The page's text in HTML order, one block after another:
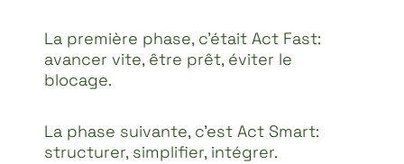
La première phase, c’était Act Fast:
avancer vite, être prêt, éviter le
blocage.
La phase suivante, c’est Act Smart:
structurer, simplifier, intégrer.